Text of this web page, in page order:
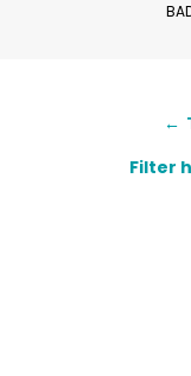
←
Filter